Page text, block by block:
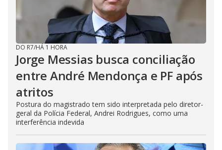
DO R7/HÁ 1 HORA
Jorge Messias busca conciliação
entre André Mendonça e PF após
atritos
Postura do magistrado tem sido interpretada pelo diretor-
geral da Polícia Federal, Andrei Rodrigues, como uma
interferência indevida